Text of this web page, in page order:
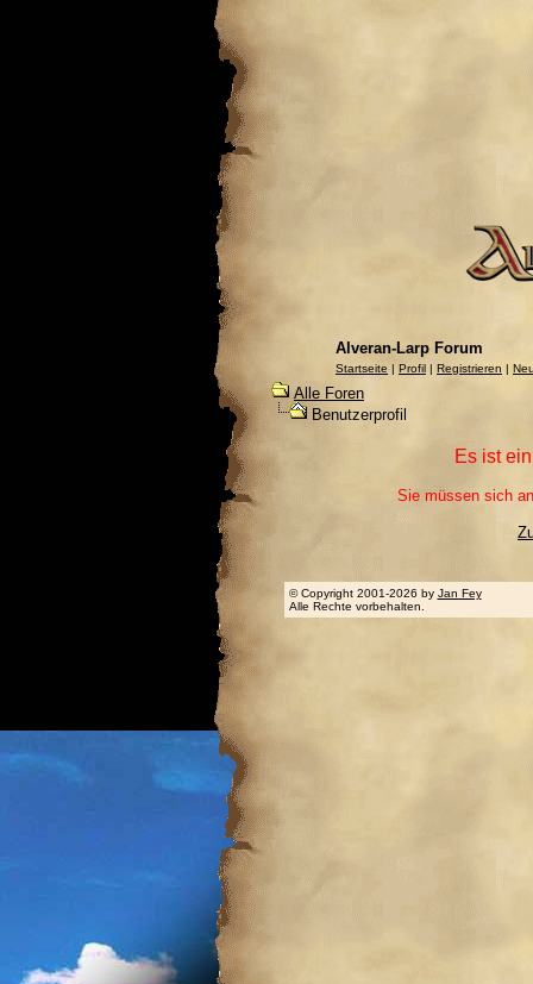
Alveran-Larp Forum
Startseite | Profil | Registrieren |
Alle Foren
Benutzerprofil
Es ist
Sie müssen sich
© Copyright 2001-2026 by Jan Fey
Alle Rechte vorbehalten.